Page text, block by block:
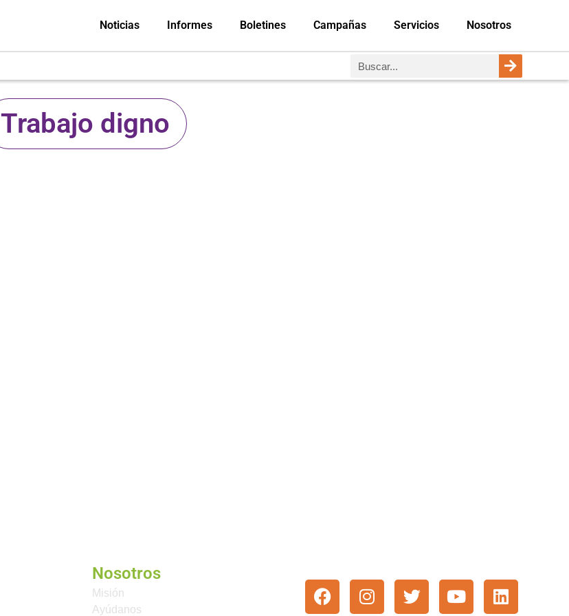
Noticias Informes Boletines Campañas Servicios Nosotros
Trabajo digno
Nosotros
Misión
Ayúdanos